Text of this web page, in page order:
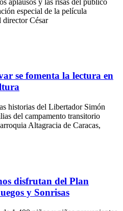
especial de la película
director César
se fomenta la lectura en
historias del Libertador Simón
del campamento transitorio
Altagracia de Caracas,
disfrutan del Plan
y Sonrisas